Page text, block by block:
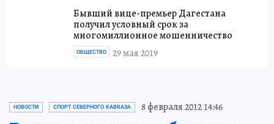
Бывший вице-премьер Дагестана
получил условный срок за
многомиллионное мошенничество
29 мая 2019
ОБЩЕСТВО
НОВОСТИ СПОРТ СЕВЕРНОГО КАВКАЗА 8 февраля 2012 14:46